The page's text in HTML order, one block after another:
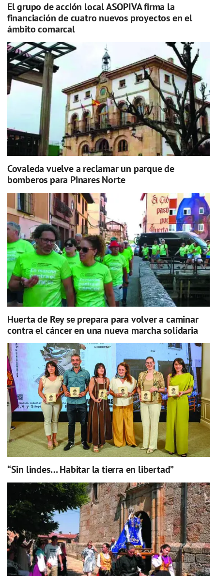
El grupo de acción local ASOPIVA firma la
financiación de cuatro nuevos proyectos en el
ámbito comarcal
Covaleda vuelve a reclamar un parque de
bomberos para Pinares Norte
Huerta de Rey se prepara para volver a caminar
contra el cáncer en una nueva marcha solidaria
“Sin lindes… Habitar la tierra en libertad”